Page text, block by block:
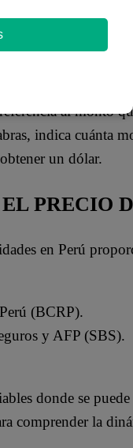
ES LA
al monto
indica cuánta
un dólar.
PRECIO
en Perú
(BCRP).
y AFP (SBS).
donde se
comprender la